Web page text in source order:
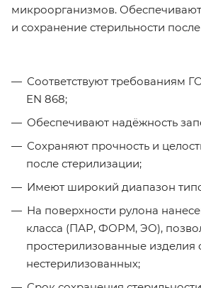
микроорганизмов.
и сохранение стерильности
Соответствуют требованиям
EN 868;
Обеспечивают надёжность
Сохраняют прочность и
после стерилизации;
Имеют широкий диапазон
На поверхности рулона
класса (ПАР, ФОРМ, ЭО),
простерилизованные изделия
нестерилизованных;